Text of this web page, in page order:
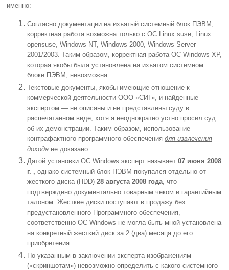
именно:
Согласно документации на изъятый системный блок ПЭВМ,
корректная работа возможна только с ОС
Linux suse, Linux
opensuse, Windows NT, Windows 2000, Windows Server
2001 /2003. Таким образом, корректная работа ОС Windows XP,
которая якобы была установлена на изъятом системном
блоке ПЭВМ, невозможна.
Текстовые документы, якобы имеющие отношение к
коммерческой деятельности ООО «СИГ», и найденные
экспертом — не описаны и не представлены суду в
распечатанном виде, хотя я неоднократно устно просил суд
об их демонстрации. Таким образом, использование
контрафактного программного обеспечения для извлечения
дохода не доказано.
Датой установки ОС Windows эксперт называет 07 июня 2008
г. , однако системный блок ПЭВМ покупался отдельно от
жесткого диска (HDD) 28 августа 2008 года , что
подтверждено документально товарным чеком и гарантийным
талоном. Жесткие диски поступают в продажу без
предустановленного Программного обеспечения,
соответственно ОС Windows не могла быть мной установлена
на конкретный жесткий диск за 2 (два) месяца до его
приобретения.
По указанным в заключении эксперта изображениям
(«скриншотам») невозможно определить с какого системного